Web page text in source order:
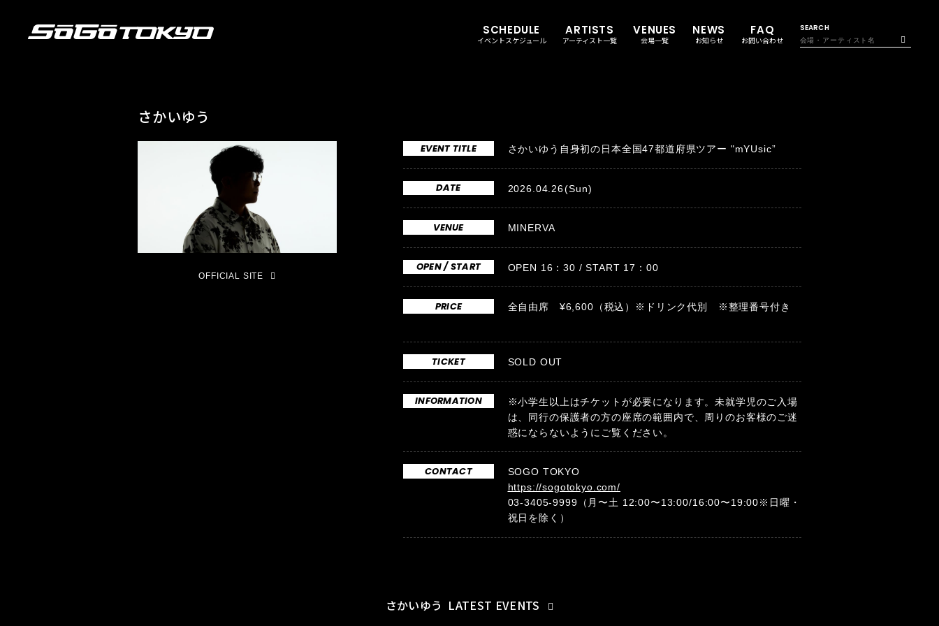
SCHEDULE
イベントスケジュール
ARTISTS
アーティスト一覧
VENUES
会場一覧
NEWS
お知らせ
FAQ
お問い合わせ
SEARCH
さかいゆう
OFFICIAL SITE
EVENT TITLE さかいゆう自身初の日本全国47都道府県ツアー "mYUsic”
DATE 2026.04.26(Sun)
VENUE MINERVA
OPEN / START OPEN 16：30 / START 17：00
PRICE 全自由席 ¥6,600（税込）※ドリンク代別 ※整理番号付き
TICKET SOLD OUT
INFORMATION
※小学生以上はチケットが必要になります。未就学児のご入場
は、同行の保護者の方の座席の範囲内で、周りのお客様のご迷
惑にならないようにご覧ください。
CONTACT
SOGO TOKYO
https://sogotokyo.com/
03-3405-9999（月〜土 12:00〜13:00/16:00〜19:00※日曜・
祝日を除く）
さかいゆう LATEST EVENTS